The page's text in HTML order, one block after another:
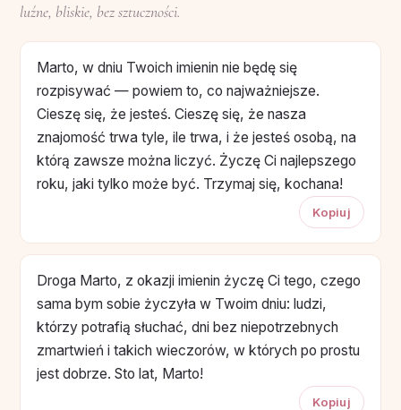
luźne, bliskie, bez sztuczności.
Marto, w dniu Twoich imienin nie będę się
rozpisywać — powiem to, co najważniejsze.
Cieszę się, że jesteś. Cieszę się, że nasza
znajomość trwa tyle, ile trwa, i że jesteś osobą, na
którą zawsze można liczyć. Życzę Ci najlepszego
roku, jaki tylko może być. Trzymaj się, kochana!
Kopiuj
Droga Marto, z okazji imienin życzę Ci tego, czego
sama bym sobie życzyła w Twoim dniu: ludzi,
którzy potrafią słuchać, dni bez niepotrzebnych
zmartwień i takich wieczorów, w których po prostu
jest dobrze. Sto lat, Marto!
Kopiuj